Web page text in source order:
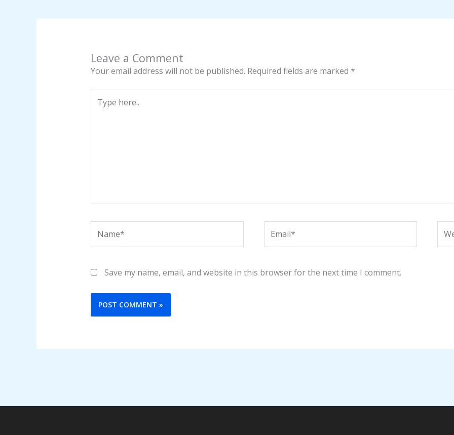
Leave a Comment
Your email address will not be published. Required fields are marked *
here..
Save my name, email, and website in this browser for the next time I comment.